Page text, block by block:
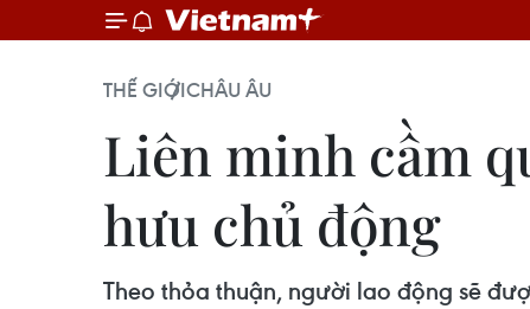
THẾ GIỚICHÂU ÂU
Liên minh cầm
hưu chủ động
Theo thỏa thuận, người lao động sẽ